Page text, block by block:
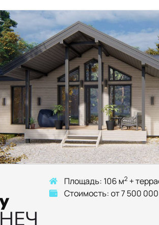
Площадь: 106 м2+
Стоимость: от 7 500